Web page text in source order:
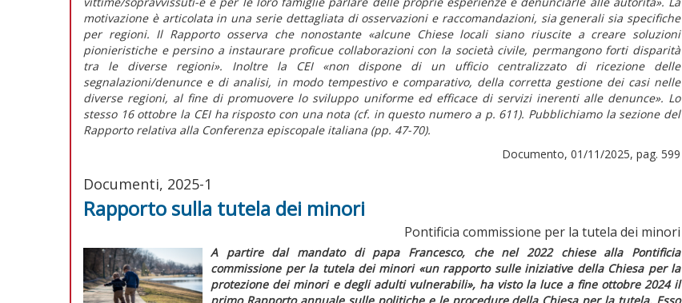
motivazione è articolata in una serie dettagliata di osservazioni e raccomandazioni, sia generali sia specifiche
per regioni. Il Rapporto osserva che nonostante «alcune Chiese locali siano riuscite a creare soluzioni
pionieristiche e persino a instaurare proficue collaborazioni con la società civile, permangono forti disparità
tra le diverse regioni». Inoltre la CEI «non dispone di un ufficio centralizzato di ricezione delle
segnalazioni/denunce e di analisi, in modo tempestivo e comparativo, della corretta gestione dei casi nelle
diverse regioni, al fine di promuovere lo sviluppo uniforme ed efficace di servizi inerenti alle denunce». Lo
stesso 16 ottobre la CEI ha risposto con una nota (cf. in questo numeroa p. 611). Pubblichiamo la sezione del
Rapportorelativa alla Conferenza episcopale italiana (pp. 47-70).
Documento, 01/11/2025, pag. 599
Documenti, 2025-1
Rapporto sulla tutela dei minori
Pontificia commissione per la tutela dei minori
A partire dal mandato di papa Francesco, che nel 2022 chiese alla Pontificia
commissione per la tutela dei minori«un rapporto sulle iniziative della Chiesa per la
protezione dei minori e degli adulti vulnerabili»,ha visto la luce a fine ottobre 2024 il
primo Rapporto annuale sulle politiche e le procedure della Chiesa per la tutela. Esso